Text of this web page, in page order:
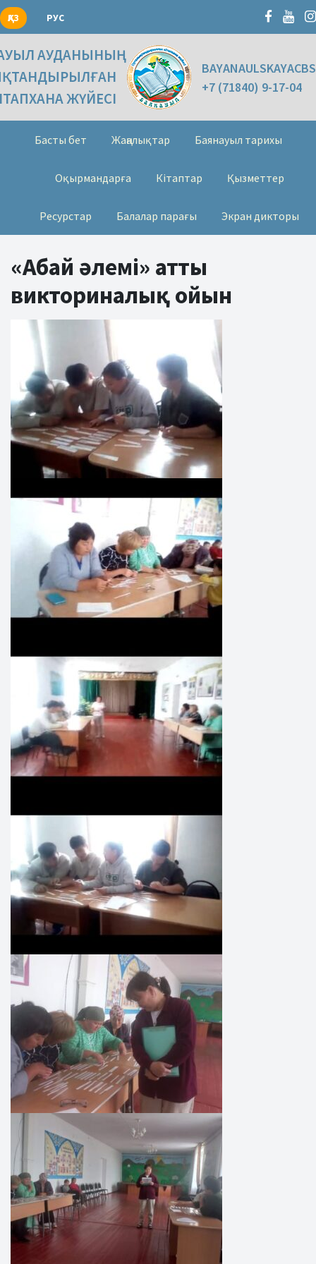
ҚАЗ РУС
АУДАНЫНЫҢ
ЖҮЙЕСІ
+7 (71840) 9-17-04
Басты бет Жаңалықтар Баянауыл тарихы
Оқырмандарға Кітаптар Қызметтер
Ресурстар Балалар парағы Экран дикторы
«Абай әлемі» атты
викториналық ойын